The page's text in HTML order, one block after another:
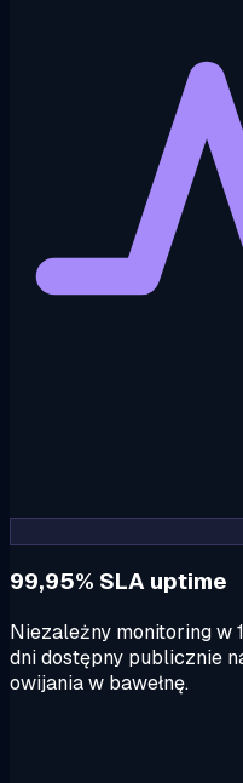
99,95% SLA uptime
Niezależny monitoring w
dni dostępny publicznie
owijania w bawełnę.